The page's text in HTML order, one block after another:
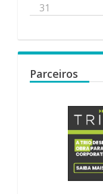
31
Parceiros